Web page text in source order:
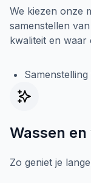
We kiezen onze
samenstellen
kwaliteit en waar
Wassen
Zo geniet je